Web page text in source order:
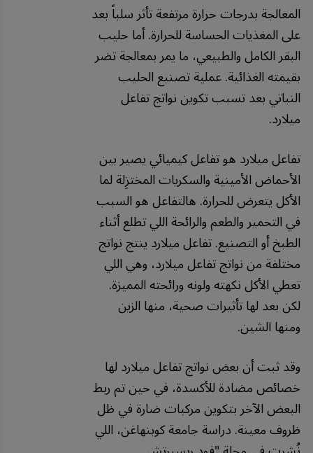
المعالجة بدرجات حرارة مرتفعة تأثر سلباً بعد
على المغذيات الحساسة للحرارة. أما حليب
البقر الكامل والطبيعي، ما يمر بمعالجة تضر
بقيمته الغذائية. عملية تصنيع الحليب
النباتي بعد تسبب تكوين نواتج تفاعل
ميلارد.
تفاعل ميلارد هو تفاعل كيميائي يصير بين
الأحماض الأمينية والسكريات المختزِلة لما
الأكل يتعرض للحرارة. هالتفاعل هو السبب
في التحمير والطعم والرائحة اللي تطلع أثناء
الطبخ أو التصنيع. تفاعل ميلارد ينتج نواتج
مختلفة من نواتج تفاعل ميلارد، وهي اللي
تعطي الأكل نكهته ولونه ورائحته المميزة.
لكن بعد لها تأثيرات صحية، منها الزين
ومنها الشين.
وقد ثبت أن بعض نواتج تفاعل ميلارد لها
خصائص مضادة للأكسدة، في حين تم ربط
البعض الآخر بتكوين مركبات ضارة في ظل
ظروف معينة. دراسة جامعة كوبنهاغن، اللي